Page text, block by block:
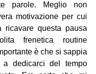
parole. Meglio non
motivazione per cui
ricavare questa pausa
frenetica routine
è che si sappia
dedicarci del tempo